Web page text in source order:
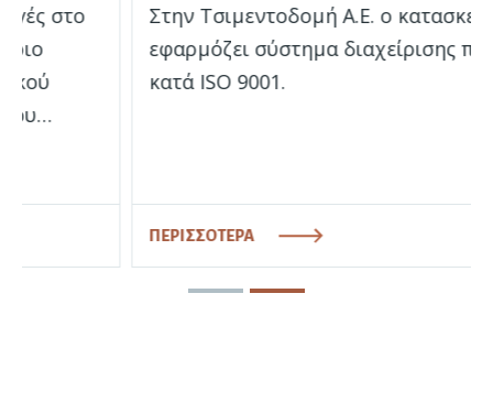
Στην Τσιμεντοδομή Α.Ε. ο κατασκευαστής
εφαρμόζει σύστηµα διαχείρισης ποιότητας
κατά ISO 9001.